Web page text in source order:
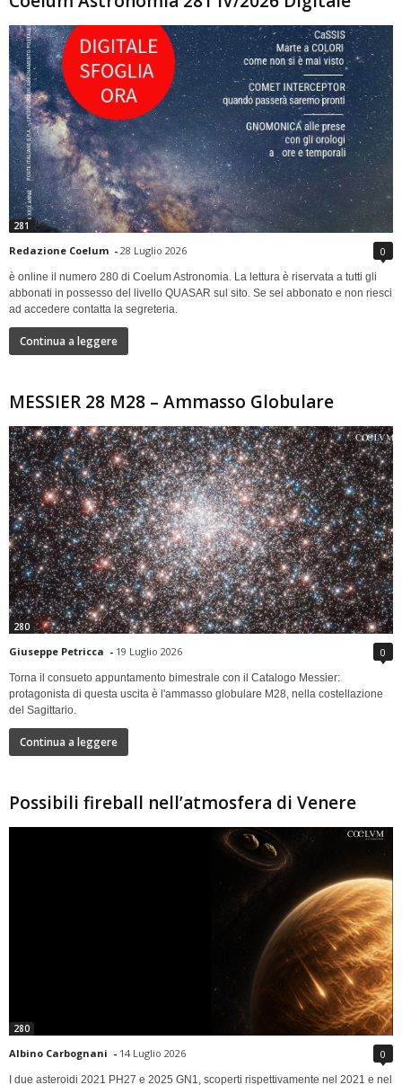
281
Redazione Coelum - 28 Luglio 2026 0
è online il numero 280 di Coelum Astronomia. La lettura è riservata a tutti gli
abbonati in possesso del livello QUASAR sul sito. Se sei abbonato e non riesci
ad accedere contatta la segreteria.
Continua a leggere
MESSIER 28 M28 – Ammasso Globulare
280
Giuseppe Petricca - 19 Luglio 2026 0
Torna il consueto appuntamento bimestrale con il Catalogo Messier:
protagonista di questa uscita è l'ammasso globulare M28, nella costellazione
del Sagittario.
Continua a leggere
Possibili fireball nell’atmosfera di Venere
280
Albino Carbognani - 14 Luglio 2026 0
I due asteroidi 2021 PH27 e 2025 GN1, scoperti rispettivamente nel 2021 e nel